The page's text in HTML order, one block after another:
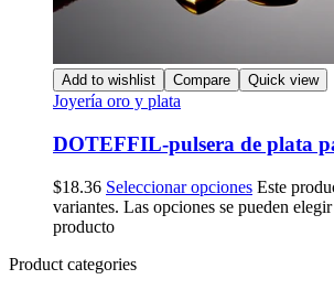
Add to wishlist Compare Quick view
Joyería oro y plata
DOTEFFIL-pulsera de plata
$18.36 Seleccionar opciones Este
variantes. Las opciones se pueden
producto
Product categories